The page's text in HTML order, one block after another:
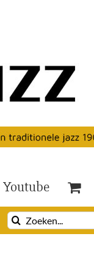
Youtube
Zoeken
naar: